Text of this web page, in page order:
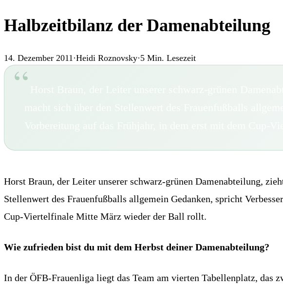
Halbzeitbilanz der Damenabteilung
14. Dezember 2011·Heidi Roznovsky·5 Min. Lesezeit
Horst Braun, der Leiter unserer schwarz-grünen Damenabteilung,
Stellenwert des Frauenfußballs allgemein Gedanken, spricht
Cup-Viertelfinale Mitte März wieder der Ball rollt.
Wie zufrieden bist du mit dem Herbst deiner Damenabteilung?
In der ÖFB-Frauenliga liegt das Team am vierten Tabellenplatz,